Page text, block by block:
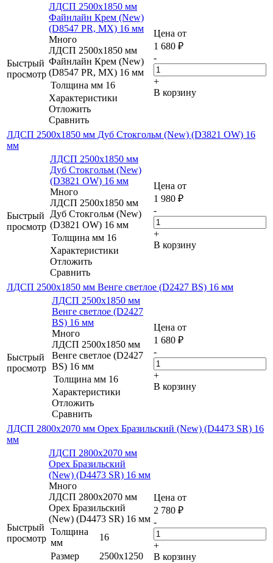
Быстрый
просмотр
ЛДСП 2500х1850 мм
Файнлайн Крем (New)
(D8547 PR, MX) 16 мм
Много
ЛДСП 2500х1850 мм
Файнлайн Крем (New)
(D8547 PR, MX) 16 мм
Толщина мм 16
Характеристики
Отложить
Сравнить
Цена от
1 680 ₽
-
+
В корзину
ЛДСП 2500х1850 мм Дуб Стокгольм (New) (D3821 OW) 16
мм
Быстрый
просмотр
ЛДСП 2500х1850 мм
Дуб Стокгольм (New)
(D3821 OW) 16 мм
Много
ЛДСП 2500х1850 мм
Дуб Стокгольм (New)
(D3821 OW) 16 мм
Толщина мм 16
Характеристики
Отложить
Сравнить
Цена от
1 980 ₽
-
+
В корзину
ЛДСП 2500х1850 мм Венге светлое (D2427 BS) 16 мм
Быстрый
просмотр
ЛДСП 2500х1850 мм
Венге светлое (D2427
BS) 16 мм
Много
ЛДСП 2500х1850 мм
Венге светлое (D2427
BS) 16 мм
Толщина мм 16
Характеристики
Отложить
Сравнить
Цена от
1 680 ₽
-
+
В корзину
ЛДСП 2800х2070 мм Орех Бразильский (New) (D4473 SR) 16
мм
Быстрый
просмотр
ЛДСП 2800х2070 мм
Орех Бразильский
(New) (D4473 SR) 16 мм
Много
ЛДСП 2800х2070 мм
Орех Бразильский
(New) (D4473 SR) 16 мм
Толщина
мм
16
Размер
2500х1250
Цена от
2 780 ₽
-
+
В корзину